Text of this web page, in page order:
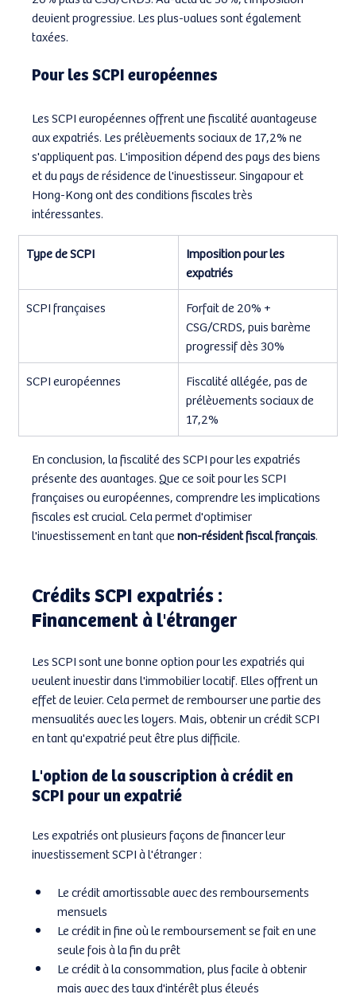
devient progressive. Les plus-values sont également
taxées.
Pour les SCPI européennes
Les SCPI européennes offrent une fiscalité avantageuse
aux expatriés. Les prélèvements sociaux de 17,2% ne
s'appliquent pas. L'imposition dépend des pays des biens
et du pays de résidence de l'investisseur. Singapour et
Hong-Kong ont des conditions fiscales très
intéressantes.
Type de SCPI
Imposition pour les
expatriés
SCPI françaises
Forfait de 20% +
CSG/CRDS, puis barème
progressif dès 30%
SCPI européennes
Fiscalité allégée, pas de
prélèvements sociaux de
17,2%
En conclusion, la fiscalité des SCPI pour les expatriés
présente des avantages. Que ce soit pour les SCPI
françaises ou européennes, comprendre les implications
fiscales est crucial. Cela permet d'optimiser
l'investissement en tant que non-résident fiscal français.
Crédits SCPI expatriés :
Financement à l'étranger
Les SCPI sont une bonne option pour les expatriés qui
veulent investir dans l'immobilier locatif. Elles offrent un
effet de levier. Cela permet de rembourser une partie des
mensualités avec les loyers. Mais, obtenir un crédit SCPI
en tant qu'expatrié peut être plus difficile.
L'option de la souscription à crédit en
SCPI pour un expatrié
Les expatriés ont plusieurs façons de financer leur
investissement SCPI à l'étranger :
Le crédit amortissable avec des remboursements
mensuels
Le crédit in fine où le remboursement se fait en une
seule fois à la fin du prêt
Le crédit à la consommation, plus facile à obtenir
mais avec des taux d'intérêt plus élevés